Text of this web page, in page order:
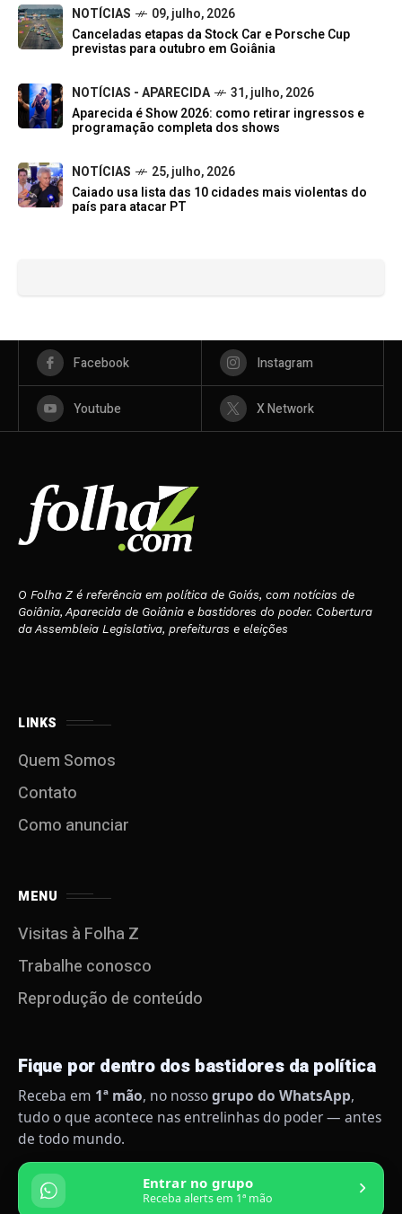
NOTÍCIAS
09, julho, 2026
Canceladas etapas da Stock Car e Porsche Cup
previstas para outubro em Goiânia
NOTÍCIAS - APARECIDA
31, julho, 2026
Aparecida é Show 2026: como retirar ingressos e
programação completa dos shows
NOTÍCIAS
25, julho, 2026
Caiado usa lista das 10 cidades mais violentas do
país para atacar PT
Facebook Instagram
Youtube X Network
O Folha Z é referência em política de Goiás, com notícias de
Goiânia, Aparecida de Goiânia e bastidores do poder. Cobertura
da Assembleia Legislativa, prefeituras e eleições
LINKS
Quem Somos
Contato
Como anunciar
MENU
Visitas à Folha Z
Trabalhe conosco
Reprodução de conteúdo
Fique por dentro dos bastidores da política
Receba em 1ª mão, no nossogrupo do WhatsApp,
tudo o que acontece nas entrelinhas do poder — antes
de todo mundo.
Entrar no grupo
Receba alerts em 1ª mão